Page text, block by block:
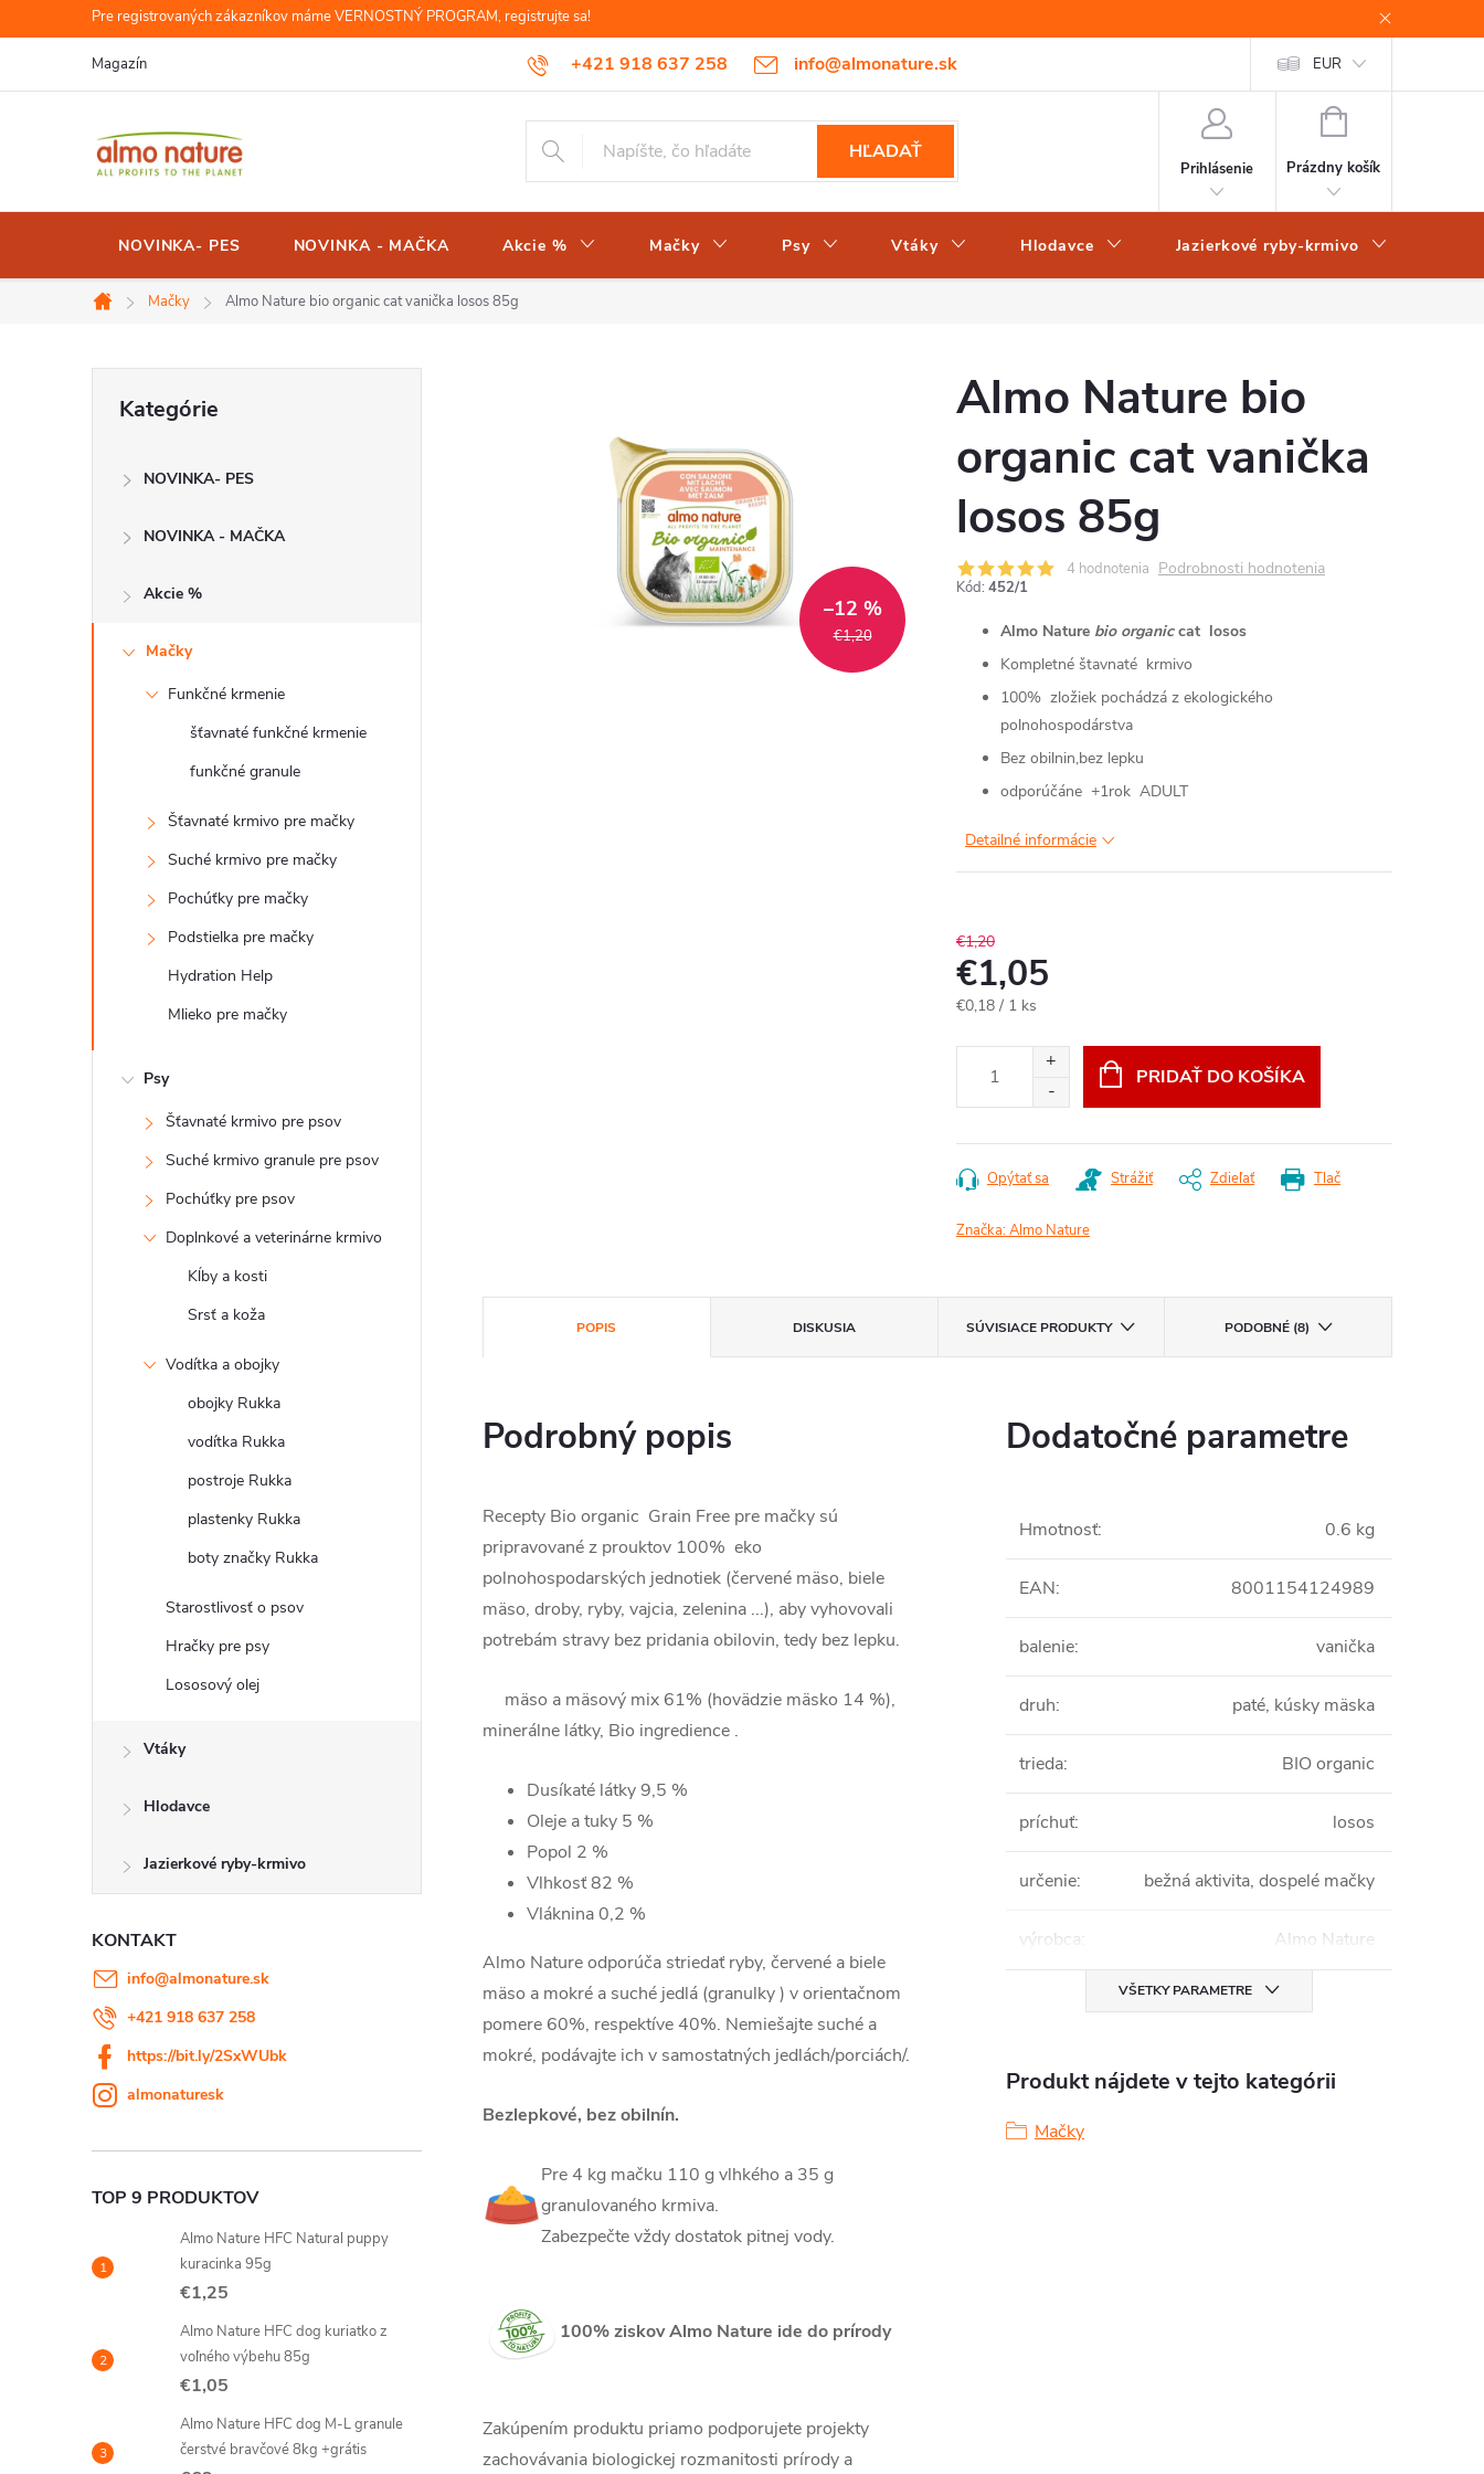
na
Pre registrovaných zákazníkov máme VERNOSTNÝ PROGRAM, registrujte sa!
+421 918 637 258 info@almonature.sk
Magazín EUR
HĽADAŤ
Prihlásenie
NÁKUPNÝ
Prázdny košík
NOVINKA- PES NOVINKA - MAČKA Akcie % Mačky Psy Vtáky Hlodavce Jazierkové ryby-krmivo
Domov
Mačky Almo Nature bio organic cat vanička losos 85g
ý
kategórie
Kategórie
NOVINKA- PES
NOVINKA - MAČKA
Akcie %
Mačky
Funkčné krmenie
šťavnaté funkčné krmenie
funkčné granule
Šťavnaté krmivo pre mačky
Suché krmivo pre mačky
Pochúťky pre mačky
Podstielka pre mačky
Hydration Help
Mlieko pre mačky
Psy
Šťavnaté krmivo pre psov
Suché krmivo granule pre psov
Pochúťky pre psov
Doplnkové a veterinárne krmivo
Kĺby a kosti
Srsť a koža
Vodítka a obojky
obojky Rukka
vodítka Rukka
postroje Rukka
plastenky Rukka
boty značky Rukka
Starostlivosť o psov
Hračky pre psy
Lososový olej
Vtáky
Hlodavce
Jazierkové ryby-krmivo
KONTAKT
info@almonature.sk
+421 918 637 258
https://bit.ly/2SxWUbk
almonaturesk
TOP 9 PRODUKTOV
Almo Nature HFC Natural puppy
kuracinka 95g
€1,25
Almo Nature HFC dog kuriatko z
voľného výbehu 85g
€1,05
Almo Nature HFC dog M-L granule
čerstvé bravčové 8kg +grátis
€1,20
–12 %
Almo Nature bio
organic cat vanička
losos 85g
4 hodnotenia Podrobnosti hodnotenia
Kód: 452/1
Almo Nature bio organiccat losos
Kompletné štavnaté krmivo
100% zložiek pochádzá z ekologického
polnohospodárstva
Bez obilnin,bez lepku
odporúčáne +1rok ADULT
Detailné informácie
€1,20
€1,05
Jednotková
€0,18 / 1 ks
PRIDAŤ DO KOŠÍKA
Tlač
Opýtať sa Strážiť Zdieľať
Značka:Almo Nature
POPIS DISKUSIA SÚVISIACE PRODUKTY PODOBNÉ (8)
Podrobný popis
Recepty Bio organic Grain Free pre mačky sú
pripravované z prouktov 100% eko
polnohospodarských jednotiek (červené mäso, biele
mäso, droby, ryby, vajcia, zelenina ...), aby vyhovovali
potrebám stravy bez pridania obilovin, tedy bez lepku.
mäso a mäsový mix 61% (hovädzie mäsko 14 %),
minerálne látky, Bio ingredience .
Dusíkaté látky 9,5 %
Oleje a tuky 5 %
Popol 2 %
Vlhkosť82 %
Vláknina 0,2 %
Almo Nature odporúča striedať ryby, červené a biele
mäso a mokré a suché jedlá (granulky ) v orientačnom
pomere 60%, respektíve 40%. Nemiešajte suché a
mokré, podávajte ich v samostatných jedlách/porciách/.
Bezlepkové, bez obilnín.
Pre 4 kg mačku 110 g vlhkého a 35 g
granulovaného krmiva.
Zabezpečte vždy dostatok pitnej vody.
100% ziskov Almo Nature ide do prírody
Zakúpením produktu priamo podporujete projekty
zachovávania biologickej rozmanitosti prírody a
Dodatočné parametre
Hmotnosť: 0.6 kg
EAN: 8001154124989
balenie: vanička
druh: paté, kúsky mäska
trieda: BIO organic
príchuť: losos
určenie: bežná aktivita, dospelé mačky
výrobca: Almo Nature
VŠETKY PARAMETRE
Produkt nájdete v tejto kategórii
Mačky